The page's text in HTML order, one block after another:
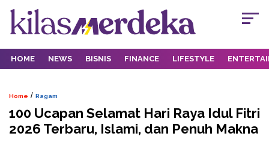
HOME NEWS BISNIS FINANCE LIFESTYLE
Home / Ragam
100 Ucapan Selamat Hari Raya Idul Fitri
2026 Terbaru, Islami, dan Penuh Makna